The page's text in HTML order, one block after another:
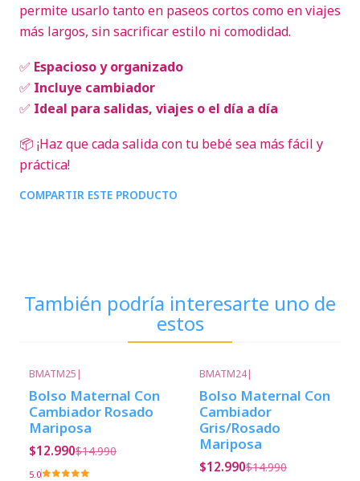
permite usarlo tanto en paseos cortos como en viajes
más largos, sin sacrificar estilo ni comodidad.
✅ Espacioso y organizado
✅ Incluye cambiador
✅ Ideal para salidas, viajes o el día a día
📦 ¡Haz que cada salida con tu bebé sea más fácil y
práctica!
COMPARTIR ESTE PRODUCTO
También podría interesarte uno de
estos
BMATM25 |
Bolso Maternal Con
Cambiador Rosado
Mariposa
$12.990$14.990
5.0
BMATM24|
Bolso Maternal Con
Cambiador
Gris/Rosado
Mariposa
$12.990$14.990